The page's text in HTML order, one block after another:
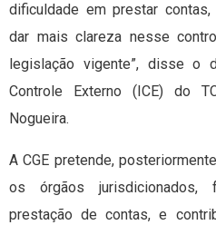
dificuldade em prestar
dar mais clareza nesse
legislação vigente”, disse o
Controle Externo (ICE) do
Nogueira.
A CGE pretende,
os órgãos jurisdicionados,
prestação de contas, e